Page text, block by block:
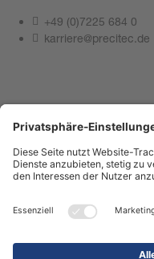
+49 (0)7225 684 0
karriere@precitec.de
Impressum
Compliance Center